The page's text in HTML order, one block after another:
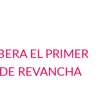
EL PRIMER
REVANCHA